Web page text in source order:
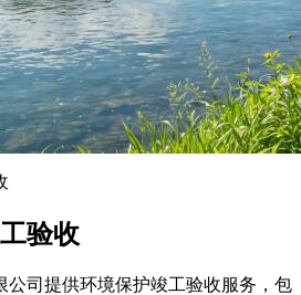
验收
公司提供环境保护竣工验收服务，包